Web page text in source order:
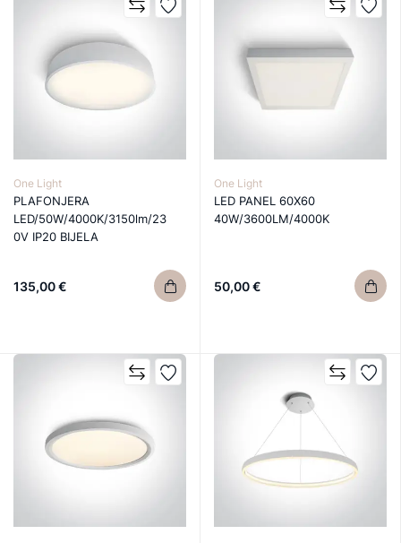
One Light
PLAFONJERA
LED/50W/4000K/3150lm/23
0V IP20 BIJELA
135,00 €
One Light
LED PANEL 60X60
40W/3600LM/4000K
50,00 €